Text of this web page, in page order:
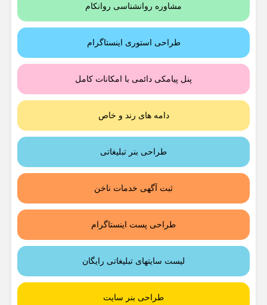
مشاوره روانشناسی روانکام
طراحی استوری اینستاگرام
پنل پیامکی دائمی با امکانات کامل
دامه های رند و خاص
طراحی بنر تبلیغاتی
ثبت آگهی خدمات ناخن
طراحی پست اینستاگرام
لیست سایتهای تبلیغاتی رایگان
طراحی بنر سایت